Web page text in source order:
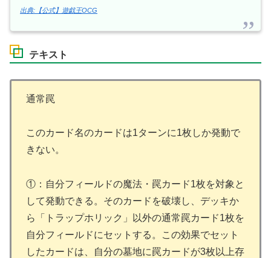
出典:【公式】遊戯王OCG
テキスト
通常罠
このカード名のカードは1ターンに1枚しか発動で
きない。
①：自分フィールドの魔法・罠カード1枚を対象と
して発動できる。そのカードを破壊し、デッキか
ら「トラップホリック」以外の通常罠カード1枚を
自分フィールドにセットする。この効果でセット
したカードは、自分の墓地に罠カードが3枚以上存